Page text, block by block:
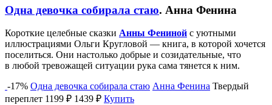
Одна девочка собирала стаю. Анна Фенина
Короткие целебные сказки Анны Фениной с уютными
иллюстрациями Ольги Кругловой — книга, в которой хочется
поселиться. Они настолько добрые и созидательные, что
в любой тревожащей ситуации рука сама тянется к ним.
-17% Одна девочка собирала стаю Анна Фенина Твердый
переплет 1199 ₽ 1439 ₽ Купить